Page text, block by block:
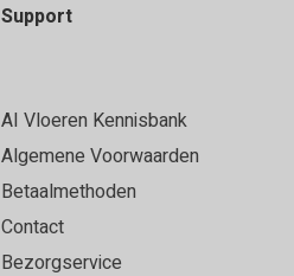
Support
AI Vloeren Kennisbank
Algemene Voorwaarden
Betaalmethoden
Contact
Bezorgservice